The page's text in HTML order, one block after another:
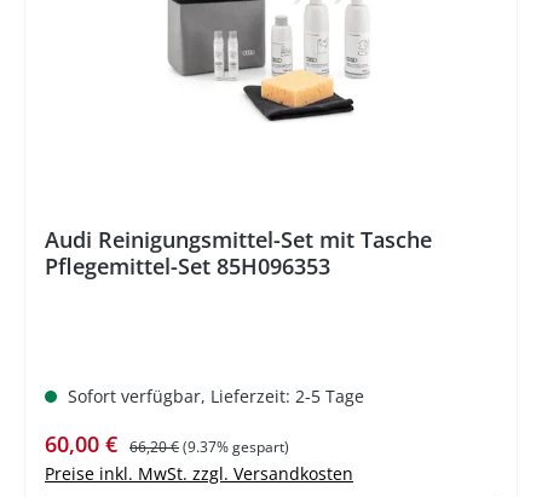
Audi Reinigungsmittel-Set mit Tasche
Pflegemittel-Set 85H096353
Sofort verfügbar, Lieferzeit: 2-5 Tage
Verkaufspreis:
60,00 € Regulärer Preis:
66,20 €(9.37% gespart)
Preise inkl. MwSt. zzgl. Versandkosten